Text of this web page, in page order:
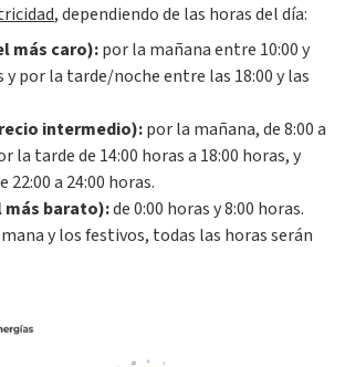
, dependiendo de las horas del día:
más caro):por la mañana entre 10:00 y
y por la tarde/noche entre las 18:00 y las
intermedio):por la mañana, de 8:00 a
la tarde de 14:00 horas a 18:00 horas, y
22:00 a 24:00 horas.
más barato):de 0:00 horas y 8:00 horas.
y los festivos, todas las horas serán